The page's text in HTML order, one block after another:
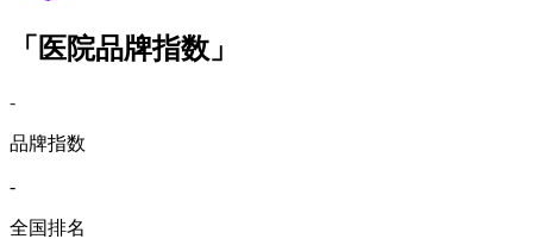
「医院品牌指数」
-
品牌指数
-
全国排名